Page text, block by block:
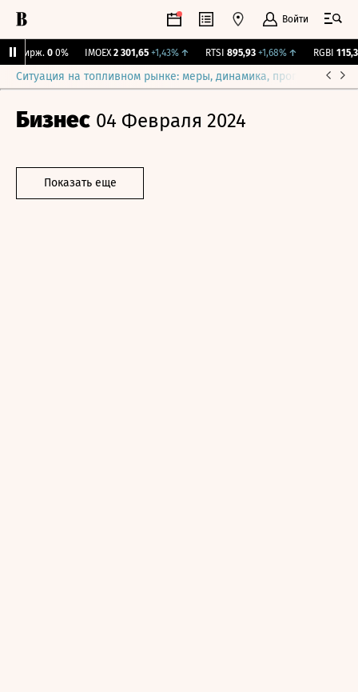
Войти
Бирж. 0 0% IMOEX 2 301,65 +1,43%↑ RTSI 895,93 +1,68%↑ RGBI 115,36
Ситуация на топливном рынке: меры, динамика, прогнозы
Бизнес 04 Февраля 2024
Показать еще